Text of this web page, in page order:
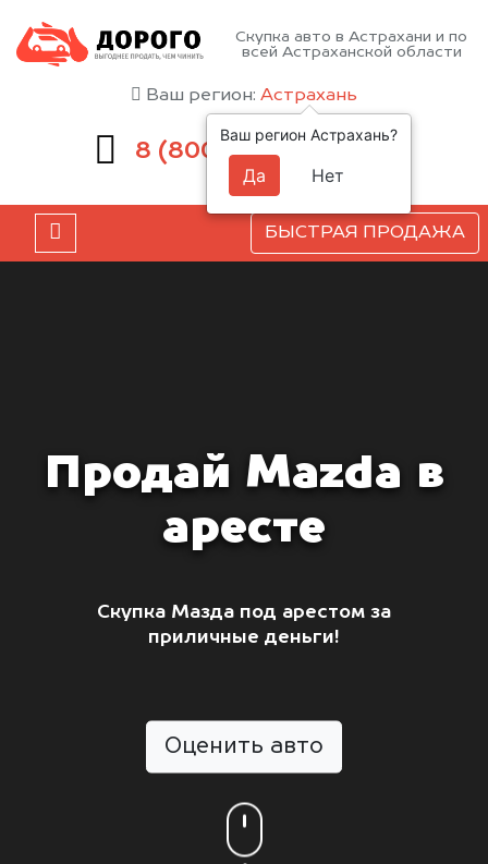
Скупка авто в Астрахани и по
всей Астраханской области
Ваш регион: Астрахань
8 (800)551-81-15
БЫСТРАЯ ПРОДАЖА
Продай Mazda в
аресте
Скупка Мазда под арестом за
приличные деньги!
Оценить авто
Ваш регион Астрахань?
Да Нет